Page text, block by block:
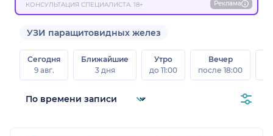
КОНСУЛЬТАЦИЯ СПЕЦИАЛИСТА. 18+
Реклама
УЗИ паращитовидных желез
Сегодня
9 авг.
Ближайшие
3 дня
Утро
до 11:00
Вечер
после 18:00